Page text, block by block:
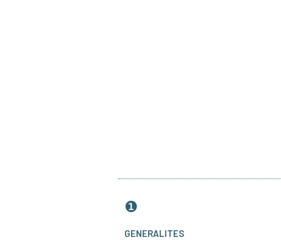
❶
GENERALITES